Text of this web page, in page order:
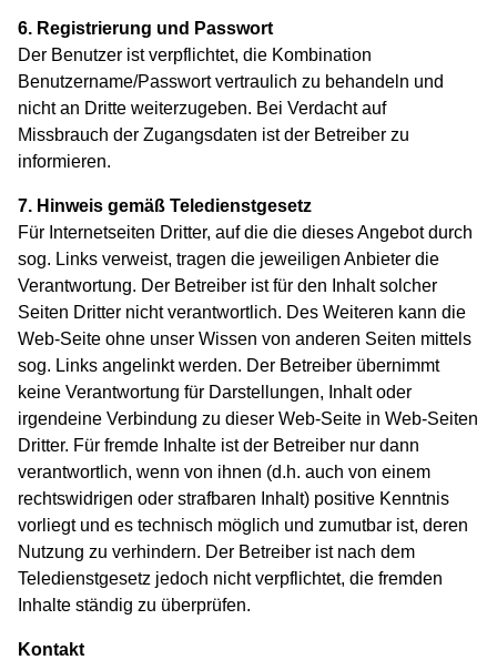
6. Registrierung und Passwort
Der Benutzer ist verpflichtet, die Kombination
Benutzername/Passwort vertraulich zu behandeln und
nicht an Dritte weiterzugeben. Bei Verdacht auf
Missbrauch der Zugangsdaten ist der Betreiber zu
informieren.
7. Hinweis gemäß Teledienstgesetz
Für Internetseiten Dritter, auf die die dieses Angebot durch
sog. Links verweist, tragen die jeweiligen Anbieter die
Verantwortung. Der Betreiber ist für den Inhalt solcher
Seiten Dritter nicht verantwortlich. Des Weiteren kann die
Web-Seite ohne unser Wissen von anderen Seiten mittels
sog. Links angelinkt werden. Der Betreiber übernimmt
keine Verantwortung für Darstellungen, Inhalt oder
irgendeine Verbindung zu dieser Web-Seite in Web-Seiten
Dritter. Für fremde Inhalte ist der Betreiber nur dann
verantwortlich, wenn von ihnen (d.h. auch von einem
rechtswidrigen oder strafbaren Inhalt) positive Kenntnis
vorliegt und es technisch möglich und zumutbar ist, deren
Nutzung zu verhindern. Der Betreiber ist nach dem
Teledienstgesetz jedoch nicht verpflichtet, die fremden
Inhalte ständig zu überprüfen.
Kontakt